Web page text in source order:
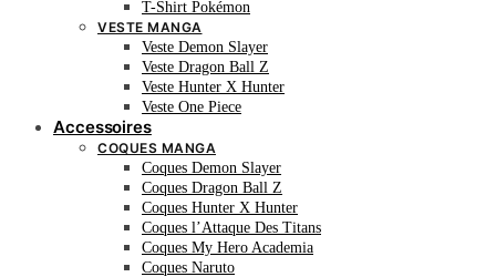
T-Shirt Pokémon
VESTE MANGA
Veste Demon Slayer
Veste Dragon Ball Z
Veste Hunter X Hunter
Veste One Piece
Accessoires
COQUES MANGA
Coques Demon Slayer
Coques Dragon Ball Z
Coques Hunter X Hunter
Coques l’Attaque Des Titans
Coques My Hero Academia
Coques Naruto